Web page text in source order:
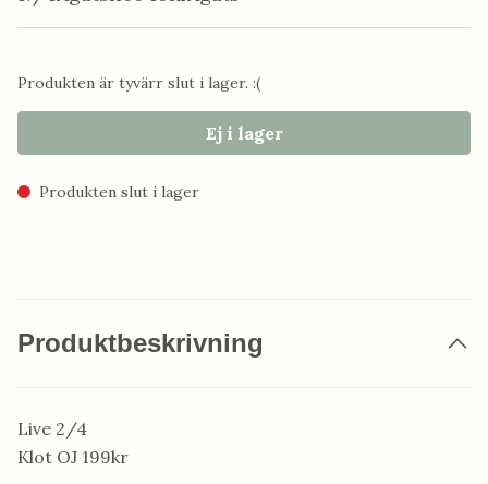
Produkten är tyvärr slut i lager. :(
Ej i lager
Produkten slut i lager
Produktbeskrivning
Live 2/4
Klot OJ 199kr